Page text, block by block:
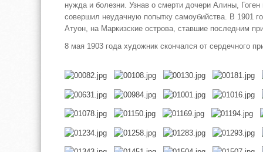
нужда и болезни. Узнав о смерти дочери Алины,
совершил неудачную попытку самоубийства. В 1901
Атуон, на Маркизские острова, ставшие последним
8 мая 1903 года художник скончался от сердечного